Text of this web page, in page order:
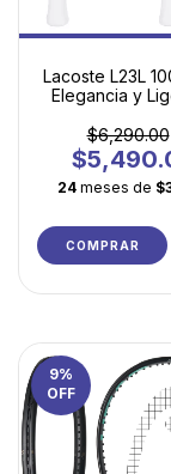
Lacoste L23L
Elegancia y
$6,290.00
24 meses de
COMPRAR
9%
OFF